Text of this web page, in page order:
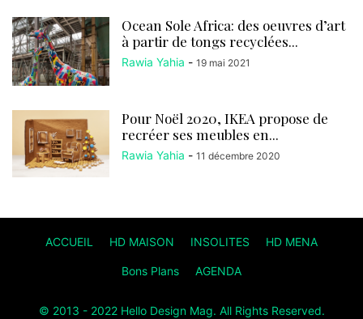
Ocean Sole Africa: des oeuvres d’art
à partir de tongs recyclées...
Rawia Yahia - 19 mai 2021
Pour Noël 2020, IKEA propose de
recréer ses meubles en...
Rawia Yahia - 11 décembre 2020
ACCUEIL HD MAISON INSOLITES HD MENA
Bons Plans AGENDA
© 2013 - 2022 Hello Design Mag. All Rights Reserved.